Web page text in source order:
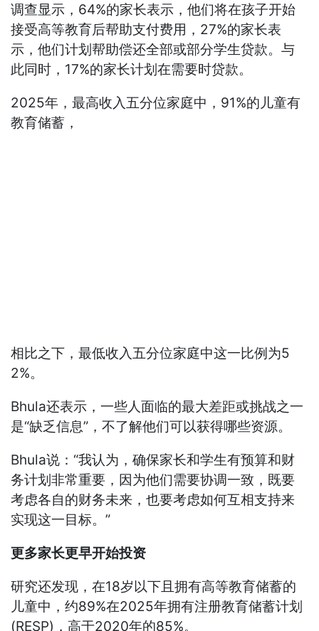
调查显示，64%的家长表示，他们将在孩子开始
接受高等教育后帮助支付费用，27%的家长表
示，他们计划帮助偿还全部或部分学生贷款。与
此同时，17%的家长计划在需要时贷款。
2025年，最高收入五分位家庭中，91%的儿童有
教育储蓄，
相比之下，最低收入五分位家庭中这一比例为5
2%。
Bhula还表示，一些人面临的最大差距或挑战之一
是“缺乏信息”，不了解他们可以获得哪些资源。
Bhula说：“我认为，确保家长和学生有预算和财
务计划非常重要，因为他们需要协调一致，既要
考虑各自的财务未来，也要考虑如何互相支持来
实现这一目标。”
更多家长更早开始投资
研究还发现，在18岁以下且拥有高等教育储蓄的
儿童中，约89%在2025年拥有注册教育储蓄计划
(RESP)，高于2020年的85%。